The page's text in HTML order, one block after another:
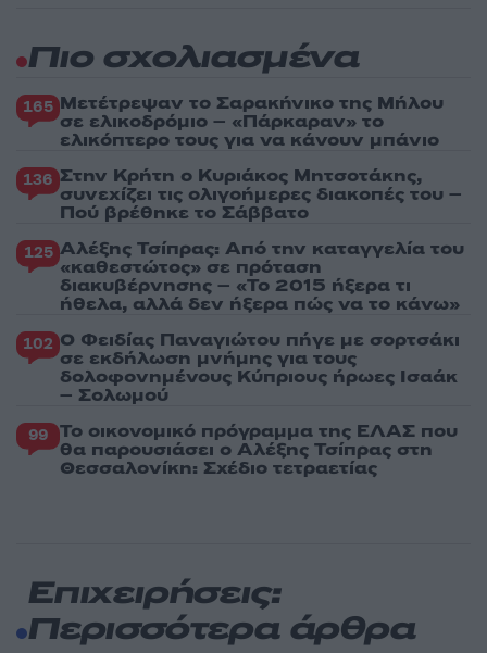
Πιο σχολιασμένα
165 Μετέτρεψαν το Σαρακήνικο της Μήλου
σε ελικοδρόμιο – «Πάρκαραν» το
ελικόπτερο τους για να κάνουν μπάνιο
136 Στην Κρήτη ο Κυριάκος Μητσοτάκης,
συνεχίζει τις ολιγοήμερες διακοπές του –
Πού βρέθηκε το Σάββατο
125 Αλέξης Τσίπρας: Από την καταγγελία του
«καθεστώτος» σε πρόταση
διακυβέρνησης – «Το 2015 ήξερα τι
ήθελα, αλλά δεν ήξερα πώς να το κάνω»
102 Ο Φειδίας Παναγιώτου πήγε με σορτσάκι
σε εκδήλωση μνήμης για τους
δολοφονημένους Κύπριους ήρωες Ισαάκ
– Σολωμού
99 Το οικονομικό πρόγραμμα της ΕΛΑΣ που
θα παρουσιάσει ο Αλέξης Τσίπρας στη
Θεσσαλονίκη: Σχέδιο τετραετίας
Επιχειρήσεις:
Περισσότερα άρθρα